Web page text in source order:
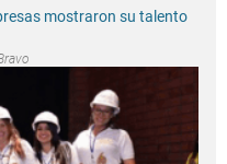
mostraron su talento